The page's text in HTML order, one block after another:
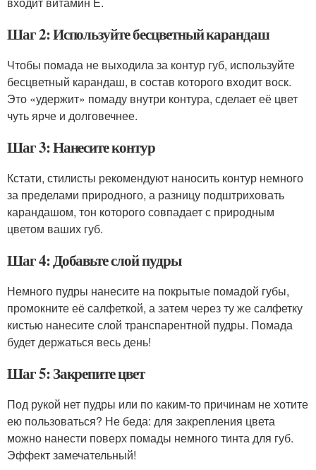
Шаг 2: Используйте бесцветный карандаш
Чтобы помада не выходила за контур губ, используйте
бесцветный карандаш, в состав которого входит воск.
Это «удержит» помаду внутри контура, сделает её цвет
чуть ярче и долговечнее.
Шаг 3: Нанесите контур
Кстати, стилисты рекомендуют наносить контур немного
за пределами природного, а разницу подштриховать
карандашом, тон которого совпадает с природным
цветом ваших губ.
Шаг 4: Добавьте слой пудры
Немного пудры нанесите на покрытые помадой губы,
промокните её салфеткой, а затем через ту же салфетку
кистью нанесите слой транспарентной пудры. Помада
будет держаться весь день!
Шаг 5: Закрепите цвет
Под рукой нет пудры или по каким-то причинам не хотите
ею пользоваться? Не беда: для закрепления цвета
можно нанести поверх помады немного тинта для губ.
Эффект замечательный!